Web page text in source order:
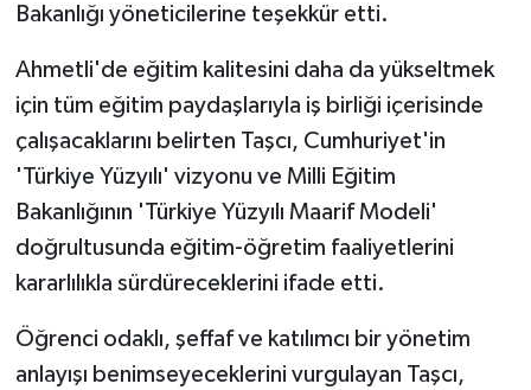
Bakanlığı yöneticilerine teşekkür etti.
Ahmetli'de eğitim kalitesini daha da yükseltmek
için tüm eğitim paydaşlarıyla iş birliği içerisinde
çalışacaklarını belirten Taşcı, Cumhuriyet'in
'Türkiye Yüzyılı' vizyonu ve Milli Eğitim
Bakanlığının 'Türkiye Yüzyılı Maarif Modeli'
doğrultusunda eğitim-öğretim faaliyetlerini
kararlılıkla sürdüreceklerini ifade etti.
Öğrenci odaklı, şeffaf ve katılımcı bir yönetim
anlayışı benimseyeceklerini vurgulayan Taşcı,
KÜLTÜR SANAT
MAGAZİN
Otomobil
POLİTİKA
Sağlık